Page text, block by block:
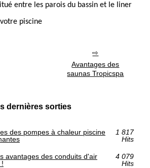
entre les parois du bassin et le liner
piscine
Avantages des
saunas Tropicspa
dernières sorties
des pompes à chaleur piscine
1 817
Hits
avantages des conduits d'air
4 079
Hits